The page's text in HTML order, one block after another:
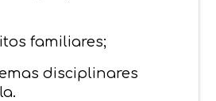
familiares;
disciplinares